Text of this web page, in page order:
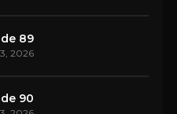
89
2026
90